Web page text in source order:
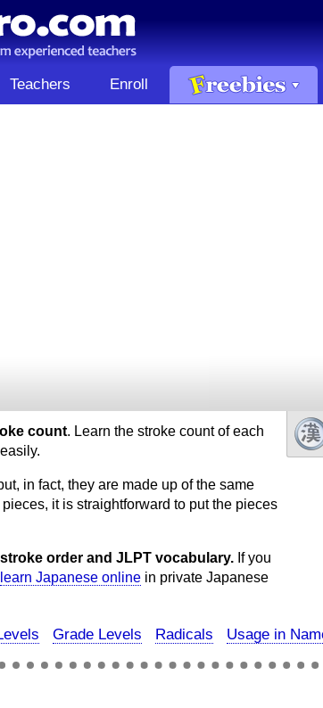
Teachers Enroll
count. Learn the stroke count of each
in fact, they are made up of the same
it is straightforward to put the pieces
order and JLPT vocabulary. If you
learn Japanese online in private Japanese
Grade Levels Radicals Usage in